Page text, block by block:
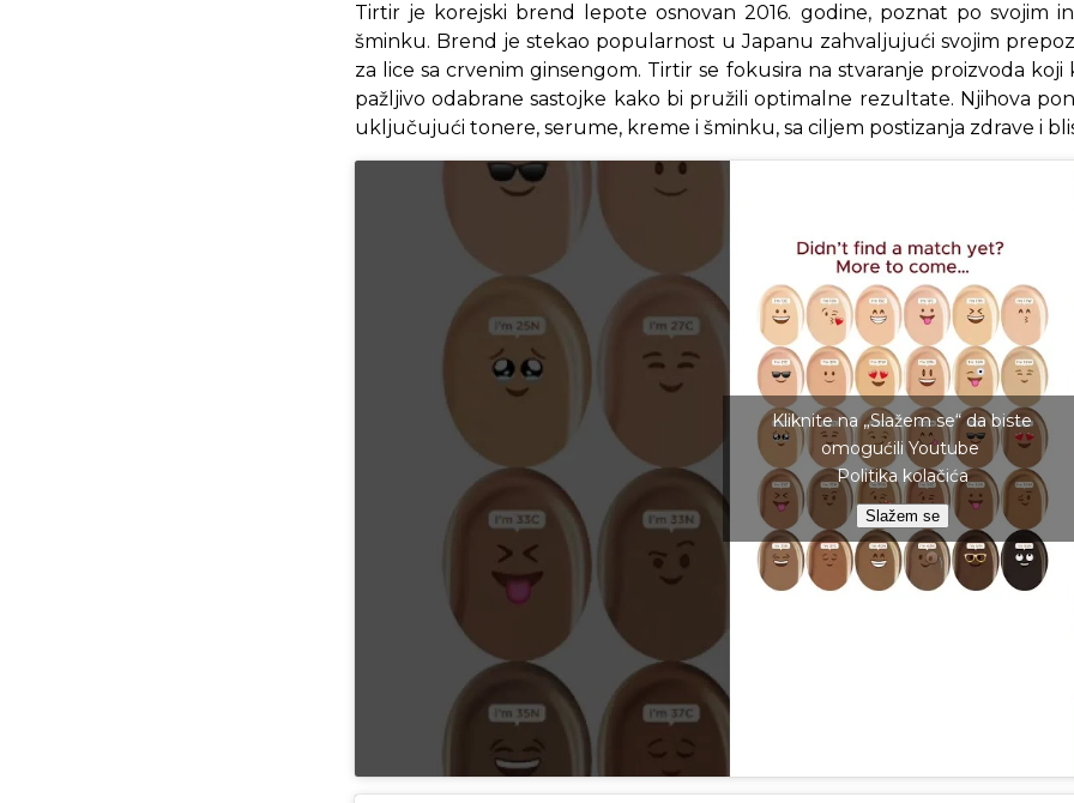
Tirtir je korejski brend lepote osnovan 2016. godine, poznat po svojim
šminku. Brend je stekao popularnost u Japanu zahvaljujući svojim
za lice sa crvenim ginsengom. Tirtir se fokusira na stvaranje proizvoda
pažljivo odabrane sastojke kako bi pružili optimalne rezultate. Njihova
uključujući tonere, serume, kreme i šminku, sa ciljem postizanja zdrave i
Kliknite na „Slažem se“ da biste
omogućili Youtube
Politika kolačića
Slažem se